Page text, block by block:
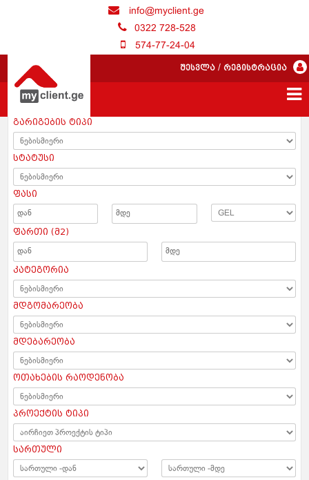
info@myclient.ge
0322 728-528
574-77-24-04
შესვლა / რეგისტრაცია
გარიგების ტიპი
სტატუსი
ფასი
ფართი (მ2)
კატეგორია
მდგომარეობა
მდებარეობა
ოთახების რაოდენობა
პროექტის ტიპი
სართული